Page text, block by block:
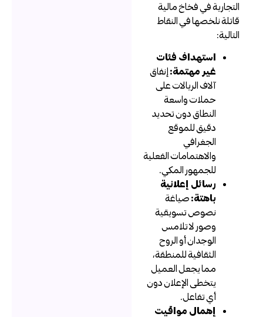
التجارية في فخاخ مالية
قاتلة نلخصها في النقاط
استهداف فئات
غير مهتمة:إنفاق
آلاف الريالات على
حملات واسعة
النطاق دون تحديد
دقيق للموقع
الجغرافي
والاهتمامات الفعلية
للجمهور المكي.
رسائل إعلانية
باهتة:صياغة
نصوص تسويقية
وصور لا تلامس
الوجدان أو الروح
الثقافية للمنطقة،
مما يجعل العميل
يتخطى الإعلان دون
أي تفاعل.
إهمال مواقيت